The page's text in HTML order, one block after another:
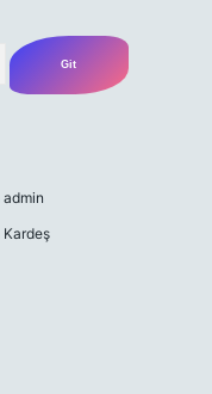
admin
Kardeş